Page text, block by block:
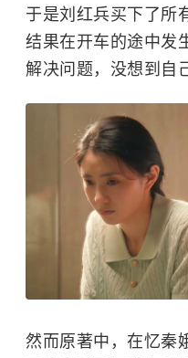
于是刘红兵买下了所
结果在开车的途中发
解决问题，没想到自
然而原著中，在忆秦